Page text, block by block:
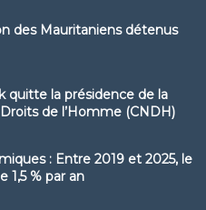
des Mauritaniens détenus
quitte la présidence de la
de l’Homme (CNDH)
: Entre 2019 et 2025, le
1,5 % par an